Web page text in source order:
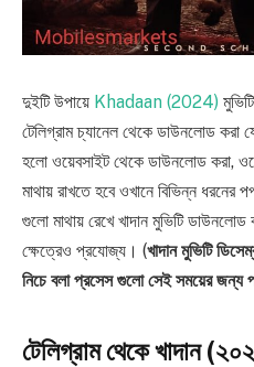
দুইটি উপায়ে Khadaan (2024)
টেলিগ্রাম চ্যানেল থেকে ডাউনলোড করা
হলো ওয়েবসাইট থেকে ডাউনলোড করা,
মাথায় রাখতে হবে ওখানে বিভিন্ন
গুলো মাথায় রেখে খাদান মুভিটি
ক্ষেত্রেও প্রযোজ্য। (খাদান মুভিটি
নিচে বলা প্রসেস গুলো সেই সময়ের জন্য
টেলিগ্রাম থেকে খাদান